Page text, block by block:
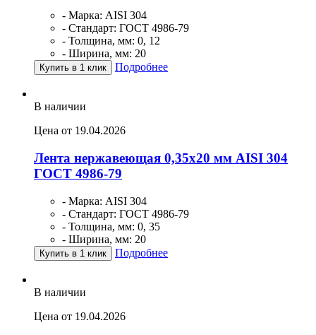
- Марка: AISI 304
- Стандарт: ГОСТ 4986-79
- Толщина, мм: 0, 12
- Ширина, мм: 20
Купить в 1 клик Подробнее
В наличии
Цена от 19.04.2026
Лента нержавеющая 0,35х20 мм AISI 304
ГОСТ 4986-79
- Марка: AISI 304
- Стандарт: ГОСТ 4986-79
- Толщина, мм: 0, 35
- Ширина, мм: 20
Купить в 1 клик Подробнее
В наличии
Цена от 19.04.2026